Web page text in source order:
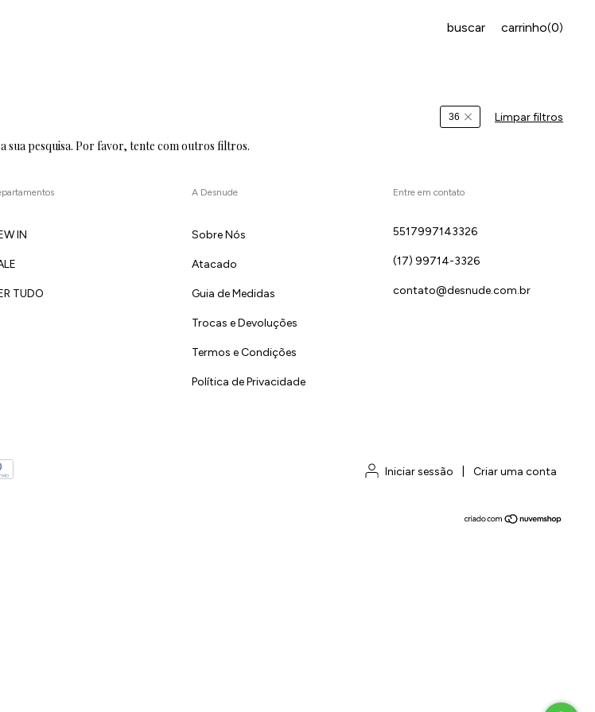
buscar carrinho(0)
36 Limpar filtros
sua pesquisa. Por favor, tente com outros filtros.
IN
TUDO
A Desnude
Sobre Nós
Atacado
Guia de Medidas
Trocas e Devoluções
Termos e Condições
Política de Privacidade
Entre em contato
5517997143326
(17) 99714-3326
contato@desnude.com.br
Iniciar sessão Criar uma conta